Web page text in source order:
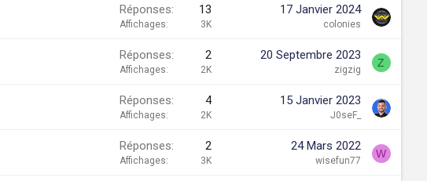
Réponses 13
Affichages 3K
17 Janvier 2024
colonies
Réponses 2
Affichages 2K
20 Septembre 2023
zigzig
Z
Réponses 4
Affichages 2K
15 Janvier 2023
J0seF_
Réponses 2
Affichages 3K
24 Mars 2022
wisefun77
W